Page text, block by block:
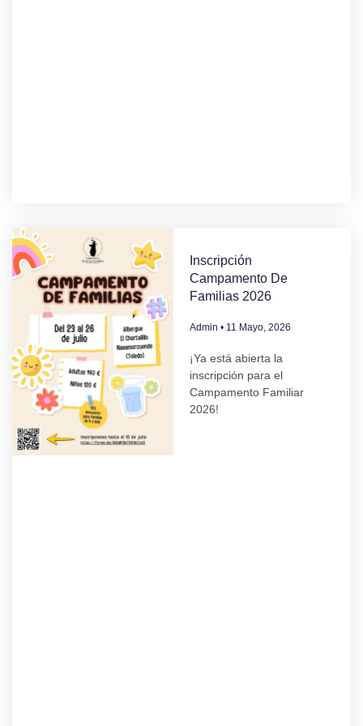
Inscripción
Campamento De
Familias 2026
Admin 11 Mayo, 2026
¡Ya está abierta la
inscripción para el
Campamento Familiar
2026!